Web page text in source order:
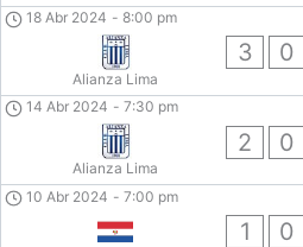
18 Abr 2024 - 8:00 pm
Alianza Lima
3 0
14 Abr 2024 - 7:30 pm
Alianza Lima
2 0
10 Abr 2024 - 7:00 pm
1 0